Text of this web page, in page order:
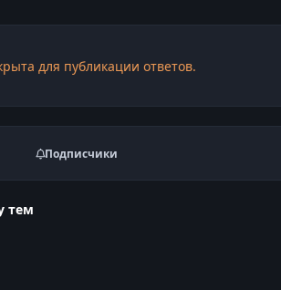
для публикации ответов.
Подписчики
тем